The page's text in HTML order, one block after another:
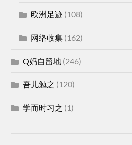
欧洲足迹 (108)
网络收集 (162)
Q妈自留地 (246)
吾儿勉之 (120)
学而时习之 (1)